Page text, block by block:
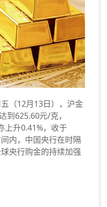
（12月13日），沪金
到625.60元/克，
上升0.41%，收于
内，中国央行在时隔
央行购金的持续加强